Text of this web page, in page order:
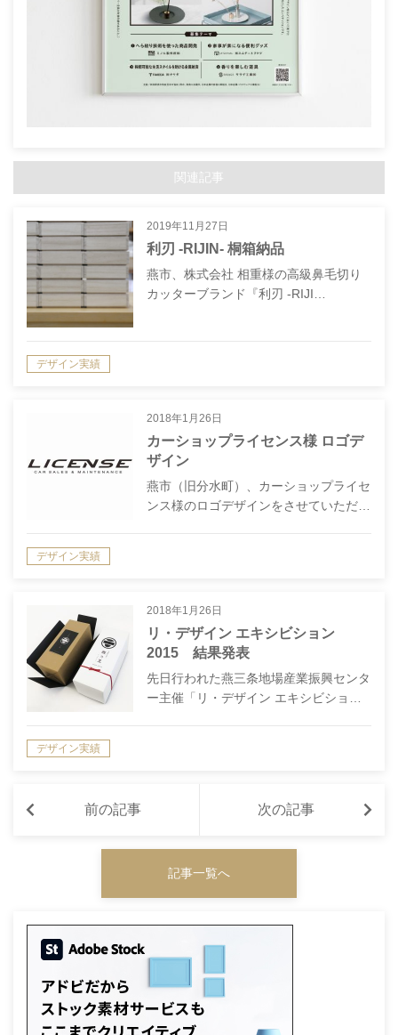
関連記事
2019年11月27日
利刃 -RIJIN- 桐箱納品
燕市、株式会社 相重様の高級鼻毛切り
カッターブランド『利刃 -RIJI…
デザイン実績
2018年1月26日
カーショップライセンス様 ロゴデ
ザイン
燕市（旧分水町）、カーショップライセ
ンス様のロゴデザインをさせていただ…
デザイン実績
2018年1月26日
リ・デザイン エキシビション
2015 結果発表
先日行われた燕三条地場産業振興センタ
ー主催「リ・デザイン エキシビショ…
デザイン実績
前の記事 次の記事
記事一覧へ